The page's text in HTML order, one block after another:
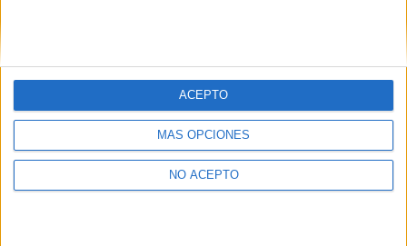
MÁS OPCIONES
NO ACEPTO
ACEPTO
Y como regalo de agradecimiento, por registrarte te daremos
gratis una copia de nuestro ebook con 100 consejos para tu
primer año de universidad